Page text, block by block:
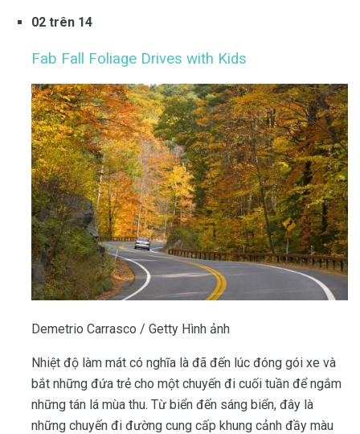
02 trên 14
Fab Fall Foliage Drives with Kids
Demetrio Carrasco / Getty Hình ảnh
Nhiệt độ làm mát có nghĩa là đã đến lúc đóng gói xe và
bắt những đứa trẻ cho một chuyến đi cuối tuần để ngắm
những tán lá mùa thu. Từ biển đến sáng biển, đây là
những chuyến đi đường cung cấp khung cảnh đầy màu